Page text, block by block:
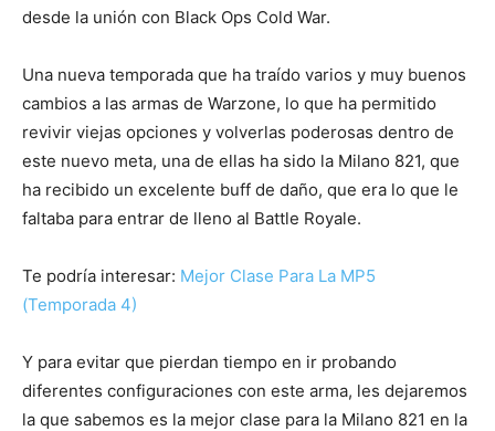
desde la unión con Black Ops Cold War.
Una nueva temporada que ha traído varios y muy buenos
cambios a las armas de Warzone, lo que ha permitido
revivir viejas opciones y volverlas poderosas dentro de
este nuevo meta, una de ellas ha sido la Milano 821, que
ha recibido un excelente buff de daño, que era lo que le
faltaba para entrar de lleno al Battle Royale.
Te podría interesar: Mejor Clase Para La MP5
(Temporada 4)
Y para evitar que pierdan tiempo en ir probando
diferentes configuraciones con este arma, les dejaremos
la que sabemos es la mejor clase para la Milano 821 en la